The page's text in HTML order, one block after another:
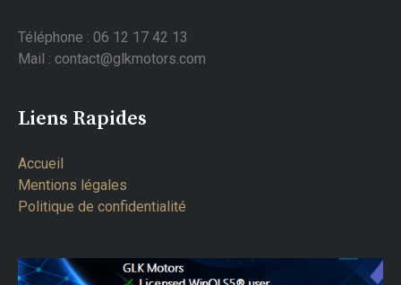
Téléphone : 06 12 17 42 13
Mail : contact@glkmotors.com
Liens Rapides
Accueil
Mentions légales
Politique de confidentialité